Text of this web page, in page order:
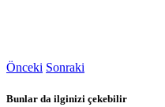
Önceki Sonraki
Bunlar da ilginizi çekebilir